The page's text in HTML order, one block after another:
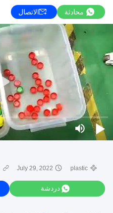
محادثة الاتصال
plastic
July 29, 2022
دردشة